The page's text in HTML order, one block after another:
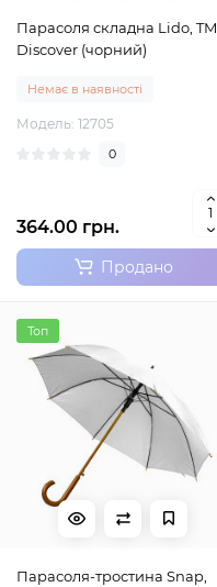
Парасоля складна Lido, TM
Discover (чорний)
Немає в наявності
Модель: 12705
0
364.00 грн.
Продано
Топ
Парасоля-тростина Snap,